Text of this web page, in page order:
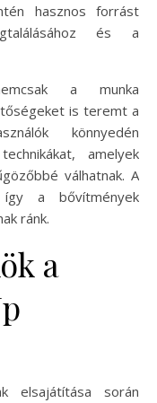
hasznos forrást
és a
a munka
is teremt a
könnyedén
amelyek
válhatnak. A
így a bővítmények
ránk.
a
elsajátítása során